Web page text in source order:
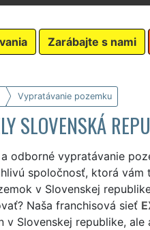
Zarábajte s nami
Vypratávanie pozemku
SLOVENSKÁ
odborné vypratávanie
spoločnosť, ktorá
v Slovenskej
Naša franchisová sieť
v Slovenskej republike,